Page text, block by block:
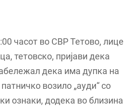
часот во СВР Тетово, лице
тетовско, пријави дека
дека има дупка на
возило „ауди“ со
ознаки, додека во близина